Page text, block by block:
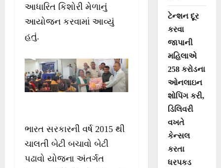
આધારિત કિશોરી મેળાનું
આયોજન કરવામાં આવ્યું
હતું.
ભારત સરકારની વર્ષ 2015 થી
ચાલતી બેટી બચાવો બેટી
પઢાવો યોજના અંતર્ગત
ટેન્શન દૂર
કરવા
જાપાની
મહિલાએ
258 કરોડના
ઓનલાઇન
શોપિંગ કરી,
ડિલિવરી
વખતે
કેન્સલ
કરતા
ધરપકડ